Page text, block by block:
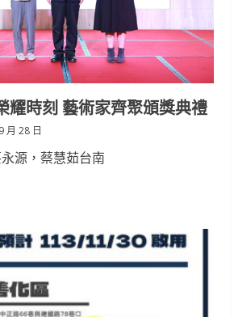
耀時刻 藝術家齊聚頒獎典禮
月 28 日
源，蔡慧茹台南